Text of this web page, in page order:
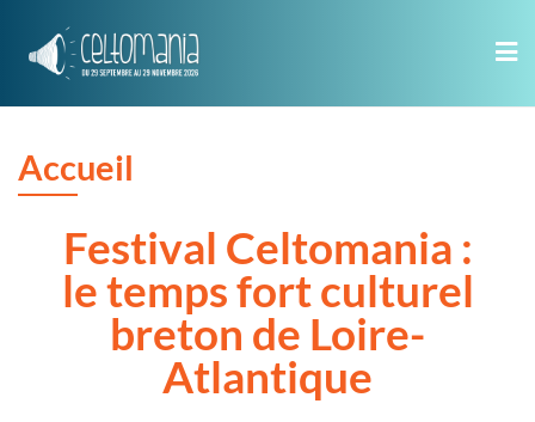
content
Accueil
Festival Celtomania :
le temps fort culturel
breton de Loire-
Atlantique